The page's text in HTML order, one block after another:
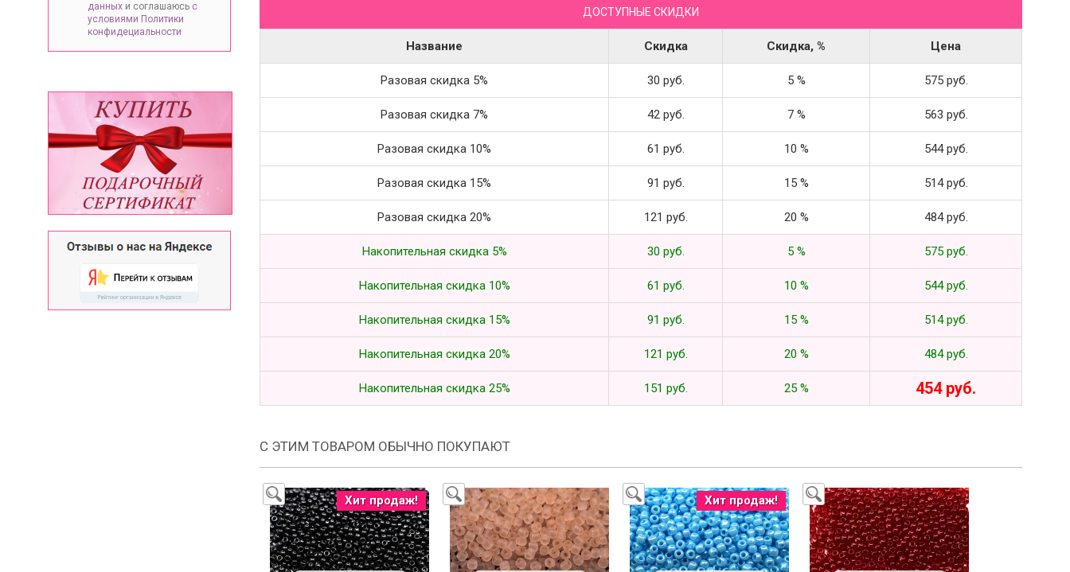
данных и соглашаюсь с
условиями Политики
конфидециальности
ДОСТУПНЫЕ СКИДКИ
Название Скидка Скидка, % Цена
Разовая скидка 5% 30 руб. 5 % 575 руб.
Разовая скидка 7% 42 руб. 7 % 563 руб.
Разовая скидка 10% 61 руб. 10 % 544 руб.
Разовая скидка 15% 91 руб. 15 % 514 руб.
Разовая скидка 20% 121 руб. 20 % 484 руб.
Накопительная скидка 5% 30 руб. 5 % 575 руб.
Накопительная скидка 10% 61 руб. 10 % 544 руб.
Накопительная скидка 15% 91 руб. 15 % 514 руб.
Накопительная скидка 20% 121 руб. 20 % 484 руб.
Накопительная скидка 25% 151 руб. 25 % 454 руб.
С ЭТИМ ТОВАРОМ ОБЫЧНО ПОКУПАЮТ
Хит продаж! Хит продаж!